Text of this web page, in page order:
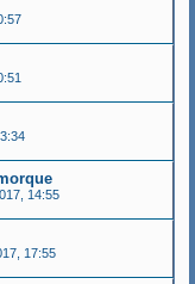
14:55
17:55